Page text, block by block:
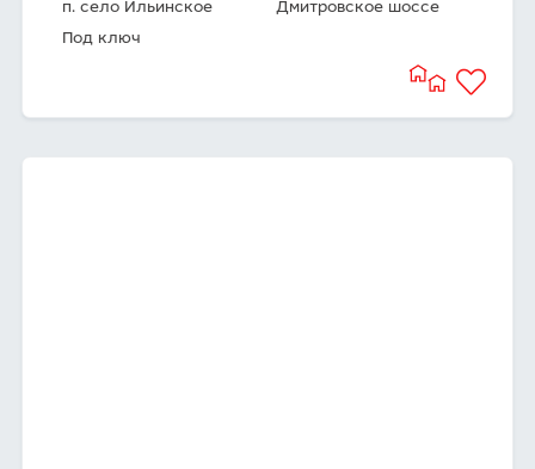
п. село Ильинское
Дмитровское шоссе
Под ключ